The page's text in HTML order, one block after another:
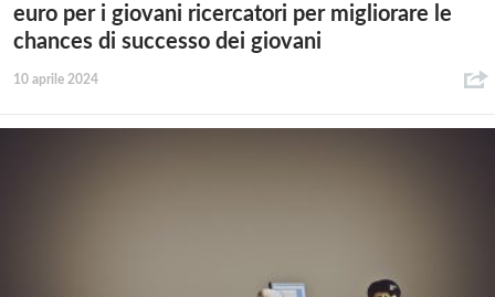
euro per i giovani ricercatori per migliorare le
chances di successo dei giovani
10 aprile 2024